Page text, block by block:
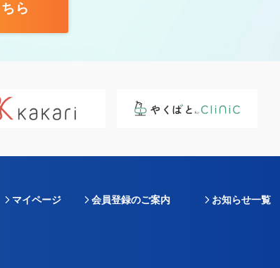
ら
マイページ 会員登録のご案内 お知らせ一覧